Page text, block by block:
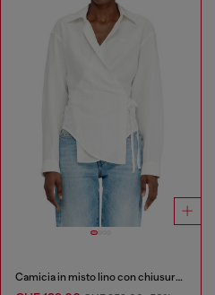
Camicia in misto lino con chiusura a portafoglio